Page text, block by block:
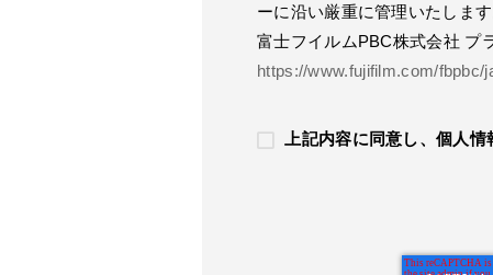
ーに沿い厳重に管理いたします
富士フイルムPBC株式会社 プ
https://www.fujifilm.com/fbpbc/
上記内容に同意し、個人